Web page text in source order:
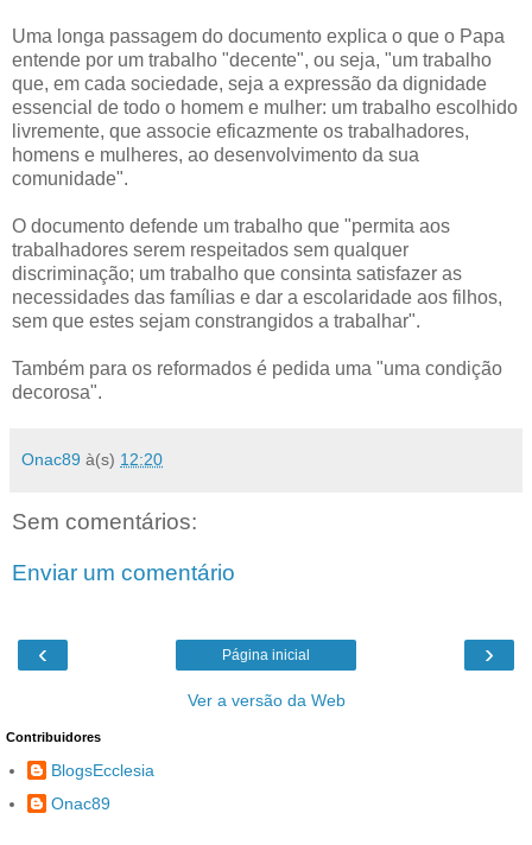
Uma longa passagem do documento explica o que o Papa
entende por um trabalho "decente", ou seja, "um trabalho
que, em cada sociedade, seja a expressão da dignidade
essencial de todo o homem e mulher: um trabalho escolhido
livremente, que associe eficazmente os trabalhadores,
homens e mulheres, ao desenvolvimento da sua
comunidade".
O documento defende um trabalho que "permita aos
trabalhadores serem respeitados sem qualquer
discriminação; um trabalho que consinta satisfazer as
necessidades das famílias e dar a escolaridade aos filhos,
sem que estes sejam constrangidos a trabalhar".
Também para os reformados é pedida uma "uma condição
decorosa".
Onac89 à(s) 12:20
Sem comentários:
Enviar um comentário
‹ ›
Página inicial
Ver a versão da Web
Contribuidores
BlogsEcclesia
Onac89